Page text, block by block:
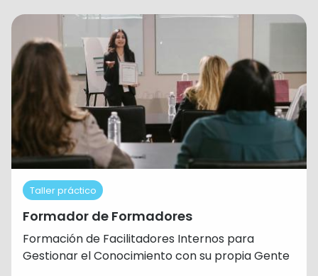
Taller práctico
Formador de Formadores
Formación de Facilitadores Internos para
Gestionar el Conocimiento con su propia Gente